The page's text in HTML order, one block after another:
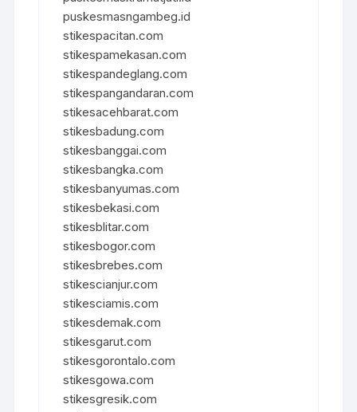
puskesmasngambeg.id
stikespacitan.com
stikespamekasan.com
stikespandeglang.com
stikespangandaran.com
stikesacehbarat.com
stikesbadung.com
stikesbanggai.com
stikesbangka.com
stikesbanyumas.com
stikesbekasi.com
stikesblitar.com
stikesbogor.com
stikesbrebes.com
stikescianjur.com
stikesciamis.com
stikesdemak.com
stikesgarut.com
stikesgorontalo.com
stikesgowa.com
stikesgresik.com